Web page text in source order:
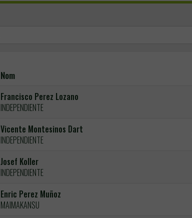
Nom
Francisco Perez Lozano
INDEPENDIENTE
Vicente Montesinos Dart
INDEPENDIENTE
Josef Koller
INDEPENDIENTE
Enric Perez Muñoz
MAIMAKANSU